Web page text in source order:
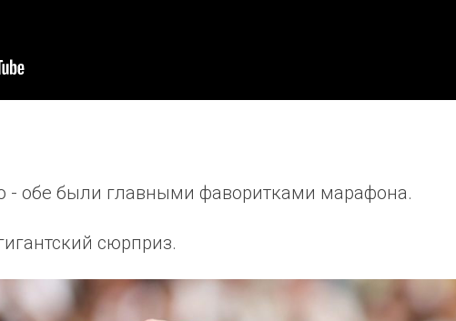
- обе были главными фаворитками марафона.
сюрприз.